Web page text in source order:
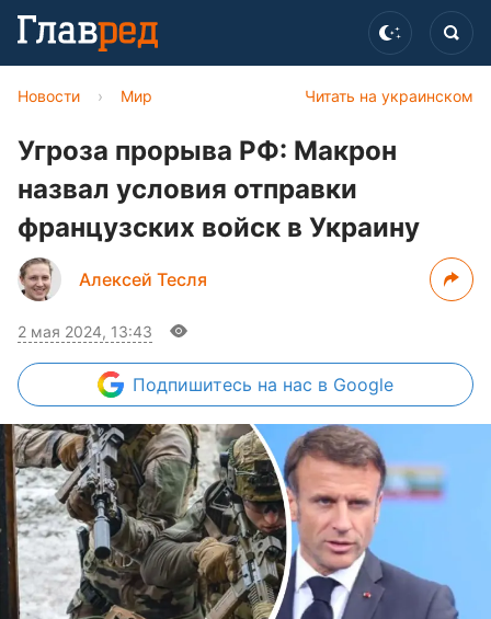
Читать на украинском
Новости › Мир
Угроза прорыва РФ: Макрон
назвал условия отправки
французских войск в Украину
Алексей Тесля
2 мая 2024, 13:43
Подпишитесь на нас в Google